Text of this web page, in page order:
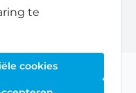
te
cookies
|English
English